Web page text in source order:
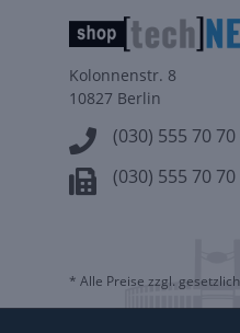
Kolonnenstr. 8
10827 Berlin
(030) 555 70 70
(030) 555 70 70
* Alle Preise zzgl.